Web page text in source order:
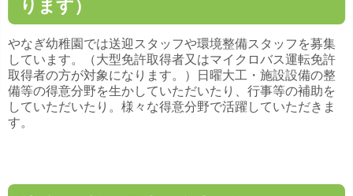
ります）
やなぎ幼稚園では送迎スタッフや環境整備スタッフを募集
しています。（大型免許取得者又はマイクロバス運転免許
取得者の方が対象になります。）日曜大工・施設設備の整
備等の得意分野を生かしていただいたり、行事等の補助を
していただいたり。様々な得意分野で活躍していただきま
す。